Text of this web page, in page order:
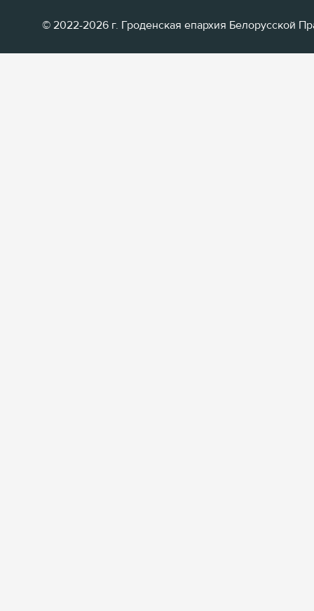
© 2022-2026 г. Гроденская епархия Белорусской